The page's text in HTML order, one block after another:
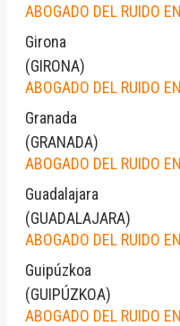
ABOGADO DEL RUIDO
Girona
(GIRONA)
ABOGADO DEL RUIDO
Granada
(GRANADA)
ABOGADO DEL RUIDO
Guadalajara
(GUADALAJARA)
ABOGADO DEL RUIDO
Guipúzkoa
(GUIPÚZKOA)
ABOGADO DEL RUIDO